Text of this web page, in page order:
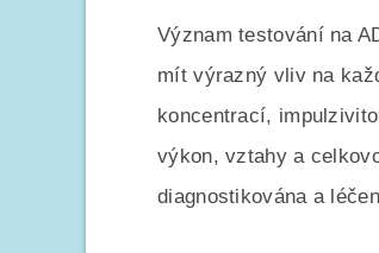
Význam testování na
mít výrazný vliv na
koncentrací,
výkon, vztahy a
diagnostikována a